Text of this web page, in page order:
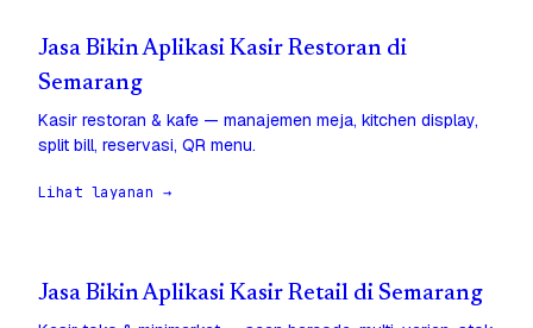
Jasa Bikin Aplikasi Kasir Restoran di
Semarang
Kasir restoran & kafe — manajemen meja, kitchen display,
split bill, reservasi, QR menu.
Lihat layanan →
Jasa Bikin Aplikasi Kasir Retail di Semarang